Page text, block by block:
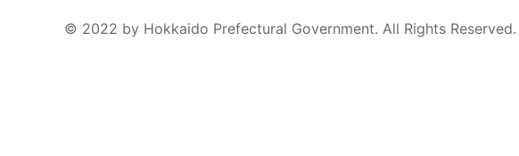
© 2022 by Hokkaido Prefectural Government. All Rights Reserved.